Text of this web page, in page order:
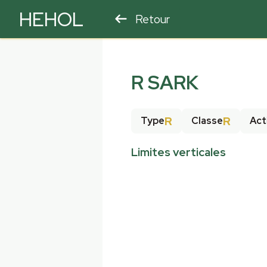
HEHOL Retour
R SARK
TypeR ClasseR
Limites verticales